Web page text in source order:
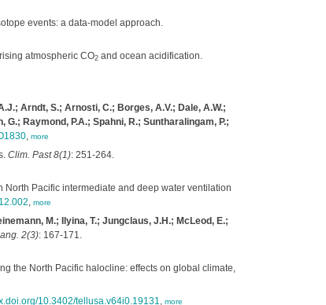
events: a data-model approach.
atmospheric CO2and ocean acidification.
Arndt, S.; Arnosti, C.; Borges, A.V.; Dale, A.W.;
Raymond, P.A.; Spahni, R.; Suntharalingam, P.;
, more
Clim. Past 8(1): 251-264.
North Pacific intermediate and deep water ventilation
, more
M.; Ilyina, T.; Jungclaus, J.H.; McLeod, E.;
2(3): 167-171.
the North Pacific halocline: effects on global climate,
10.3402/tellusa.v64i0.19131, more